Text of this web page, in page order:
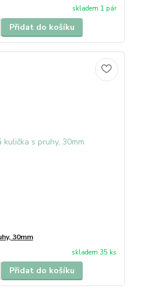
skladem 1 pár
Přidat do košíku
30mm
skladem 35 ks
Přidat do košíku